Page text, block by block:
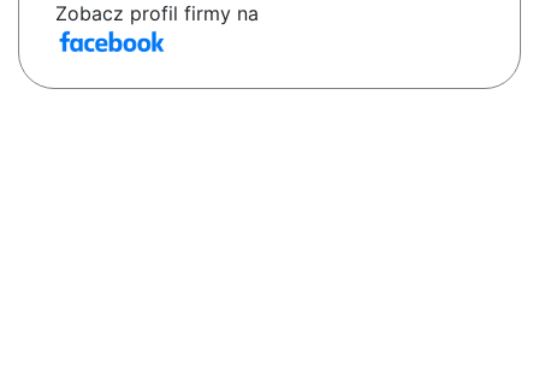
Zobacz profil firmy na